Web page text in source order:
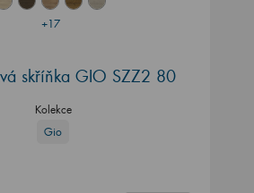
+17
skříňka GIO SZZ2 80
Kolekce
Gio